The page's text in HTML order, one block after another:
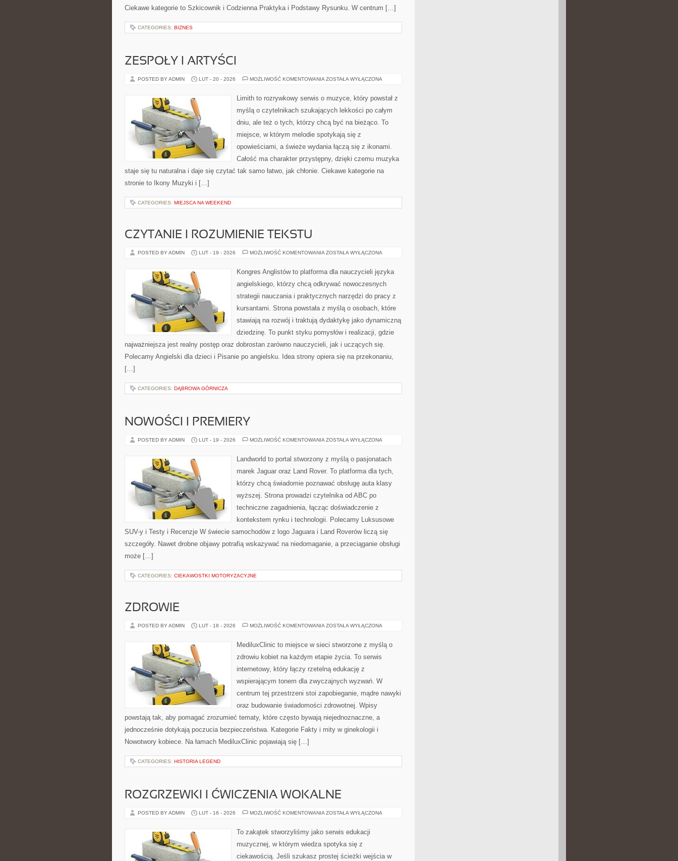
Ciekawe kategorie to Szkicownik i Codzienna Praktyka i Podstawy Rysunku. W centrum […]
CATEGORIES: BIZNES
ZESPOŁY I ARTYŚCI
POSTED BY ADMIN LUT - 20 - 2026 MOŻLIWOŚĆ KOMENTOWANIA ZESPOŁY
ZOSTAŁA WYŁĄCZONA
Limith to rozrywkowy serwis o muzyce, który powstał z
myślą o czytelnikach szukających lekkości po całym
dniu, ale też o tych, którzy chcą być na bieżąco. To
miejsce, w którym melodie spotykają się z
opowieściami, a świeże wydania łączą się z ikonami.
Całość ma charakter przystępny, dzięki czemu muzyka
staje się tu naturalna i daje się czytać tak samo łatwo, jak chłonie. Ciekawe kategorie na
stronie to Ikony Muzyki i […]
CATEGORIES: MIEJSCA NA WEEKEND
CZYTANIE I ROZUMIENIE TEKSTU
POSTED BY ADMIN LUT - 19 - 2026 MOŻLIWOŚĆ KOMENTOWANIA CZYTANIE
TEKSTU
ZOSTAŁA WYŁĄCZONA
Kongres Anglistów to platforma dla nauczycieli języka
angielskiego, którzy chcą odkrywać nowoczesnych
strategii nauczania i praktycznych narzędzi do pracy z
kursantami. Strona powstała z myślą o osobach, które
stawiają na rozwój i traktują dydaktykę jako dynamiczną
dziedzinę. To punkt styku pomysłów i realizacji, gdzie
najważniejsza jest realny postęp oraz dobrostan zarówno nauczycieli, jak i uczących się.
Polecamy Angielski dla dzieci i Pisanie po angielsku. Idea strony opiera się na przekonaniu,
[…]
CATEGORIES: DĄBROWA GÓRNICZA
NOWOŚCI I PREMIERY
POSTED BY ADMIN LUT - 19 - 2026 MOŻLIWOŚĆ KOMENTOWANIA NOWOŚCI
ZOSTAŁA WYŁĄCZONA
Landworld to portal stworzony z myślą o pasjonatach
marek Jaguar oraz Land Rover. To platforma dla tych,
którzy chcą świadomie poznawać obsługę auta klasy
wyższej. Strona prowadzi czytelnika od ABC po
techniczne zagadnienia, łącząc doświadczenie z
kontekstem rynku i technologii. Polecamy Luksusowe
SUV-y i Testy i Recenzje W świecie samochodów z logo Jaguara i Land Roverów liczą się
szczegóły. Nawet drobne objawy potrafią wskazywać na niedomaganie, a przeciąganie obsługi
może […]
CATEGORIES: CIEKAWOSTKI MOTORYZACYJNE
ZDROWIE
POSTED BY ADMIN LUT - 18 - 2026 MOŻLIWOŚĆ KOMENTOWANIA ZDROWIE
ZOSTAŁA WYŁĄCZONA
MediluxClinic to miejsce w sieci stworzone z myślą o
zdrowiu kobiet na każdym etapie życia. To serwis
internetowy, który łączy rzetelną edukację z
wspierającym tonem dla zwyczajnych wyzwań. W
centrum tej przestrzeni stoi zapobieganie, mądre nawyki
oraz budowanie świadomości zdrowotnej. Wpisy
powstają tak, aby pomagać zrozumieć tematy, które często bywają niejednoznaczne, a
jednocześnie dotykają poczucia bezpieczeństwa. Kategorie Fakty i mity w ginekologii i
Nowotwory kobiece. Na łamach MediluxClinic pojawiają się […]
CATEGORIES: HISTORIA LEGEND
ROZGRZEWKI I ĆWICZENIA WOKALNE
POSTED BY ADMIN LUT - 16 - 2026 MOŻLIWOŚĆ KOMENTOWANIA ROZGRZEWKI
WOKALNE
ZOSTAŁA WYŁĄCZONA
To zakątek stworzyliśmy jako serwis edukacji
muzycznej, w którym wiedza spotyka się z
ciekawością. Jeśli szukasz prostej ścieżki wejścia w